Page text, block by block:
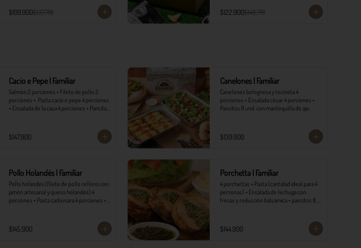
$109.900$137.718 $122.900$148.718
Cacio e Pepe | Familiar
Salmón 2 porciones + Filete de pollo 2
porciones +  Pasta cacio e pepe 4 porciones
+ Ensalada de la casa 4 porciones + Pancitos
$147.900
Canelones | Familiar
Canelones bolognesa y tocineta 4
porciones + Ensalada césar 4 porciones +
Pancitos 8 und. con mantequilla de ajo.
$139.900
Pollo Holandés | Familiar
Pollo holandés (filete de pollo relleno con
jamón artesanal y queso holandés) 4
porciones + Pasta carbonara 4 porciones +
$145.900
Porchetta | Familiar
4 porchettas + Pasta (cantidad ideal para 4
personas) + Ensalada de lechuga con
fresas y reducción balsámica + pancitos 8
$144.900